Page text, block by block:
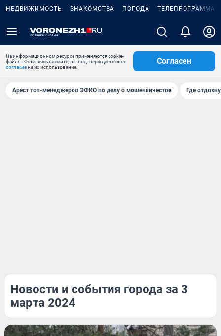
НЕДВИЖИМОСТЬ ЗНАКОМСТВА ПОГОДА ТЕЛЕПРОГРАММА
На информационном ресурсе применяются cookie-
файлы. Оставаясь на сайте, вы подтверждаете свое
согласиена их использование.
Согласен
Арест топ-менеджеров ЭФКО по делу о мошенничестве Где
Новости и события города за 3
марта 2024